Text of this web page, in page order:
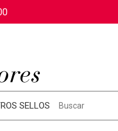
SELLOS